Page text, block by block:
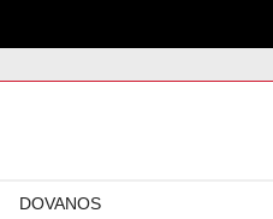
DOVANOS